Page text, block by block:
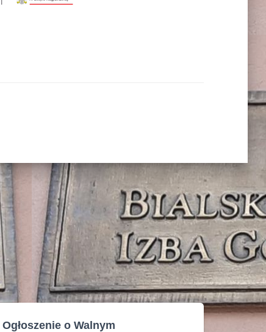
Ogłoszenie o Walnym